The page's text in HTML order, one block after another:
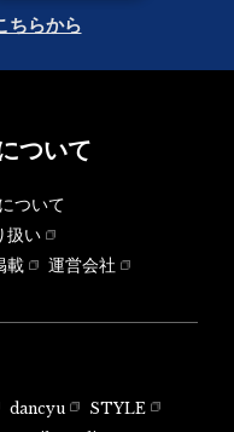
ちらから
ついて
ついて
扱い
載
運営会社
dancyu
STYLE